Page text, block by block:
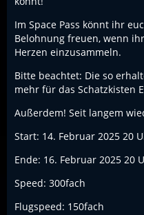
Im Space Pass könnt ihr
Belohnung freuen, wenn
Herzen einzusammeln.
Bitte beachtet: Die so
mehr für das Schatzkisten
Außerdem! Seit langem
Start: 14. Februar 2025 20
Ende: 16. Februar 2025 20
Speed: 300fach
Flugspeed: 150fach